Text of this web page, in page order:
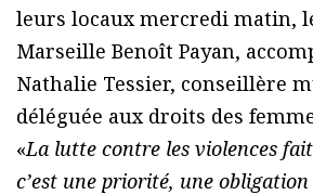
leurs locaux mercredi matin,
Marseille Benoît Payan,
Nathalie Tessier, conseillère
déléguée aux droits des
«La lutte contre les violences
c’est une priorité, une